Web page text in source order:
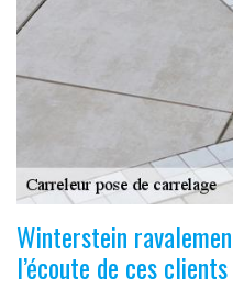
Winterstein
l’écoute de ces clients